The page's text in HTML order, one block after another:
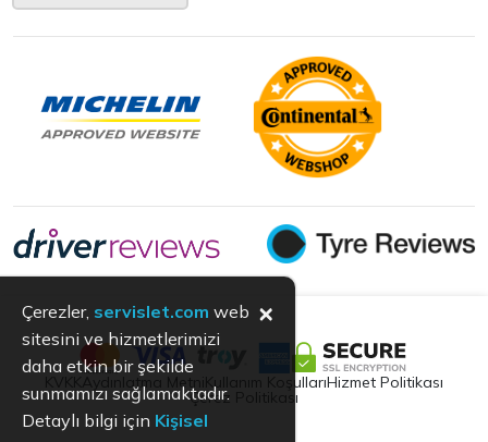
Aydınlatma Metni Kullanım KoşullarıHizmet Politikası
Çerez Politikası
Çerezler, servislet.com web
sitesini ve hizmetlerimizi
daha etkin bir şekilde
sunmamızı sağlamaktadır.
Detaylı bilgi için Kişisel
×